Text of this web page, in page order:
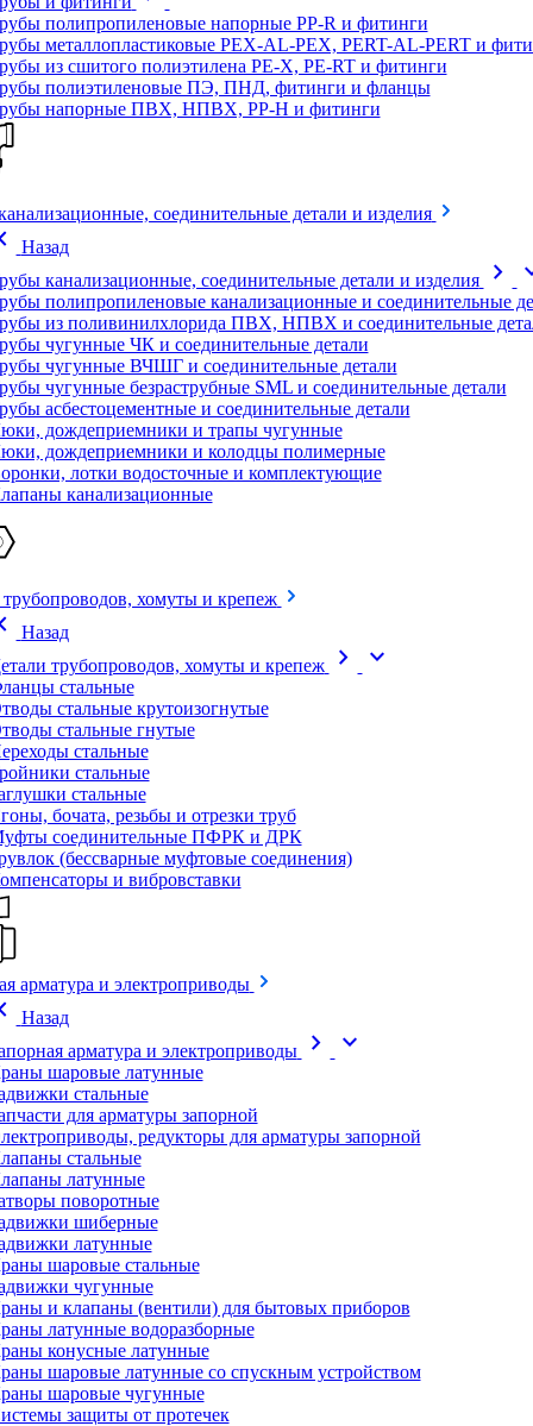
полипропиленовые напорные PP-R и фитинги
металлопластиковые PEX-AL-PEX, PERT-AL-PERT и
из сшитого полиэтилена PE-X, PE-RT и фитинги
полиэтиленовые ПЭ, ПНД, фитинги и фланцы
напорные ПВХ, НПВХ, PP-H и фитинги
соединительные детали и изделия
Назад
канализационные, соединительные детали и изделия
chevron_right
полипропиленовые канализационные и соединительные
из поливинилхлорида ПВХ, НПВХ и соединительные
чугунные ЧК и соединительные детали
чугунные ВЧШГ и соединительные детали
чугунные безраструбные SML и соединительные детали
асбестоцементные и соединительные детали
дождеприемники и трапы чугунные
дождеприемники и колодцы полимерные
лотки водосточные и комплектующие
канализационные
трубопроводов, хомуты и крепеж
Назад
трубопроводов, хомуты и крепеж
chevron_right expand_more
стальные
стальные крутоизогнутые
стальные гнутые
стальные
стальные
стальные
бочата, резьбы и отрезки труб
соединительные ПФРК и ДРК
(бессварные муфтовые соединения)
и вибровставки
арматура и электроприводы
Назад
арматура и электроприводы
chevron_right expand_more
шаровые латунные
стальные
для арматуры запорной
редукторы для арматуры запорной
стальные
латунные
поворотные
шиберные
латунные
шаровые стальные
чугунные
и клапаны (вентили) для бытовых приборов
латунные водоразборные
конусные латунные
шаровые латунные со спускным устройством
шаровые чугунные
защиты от протечек